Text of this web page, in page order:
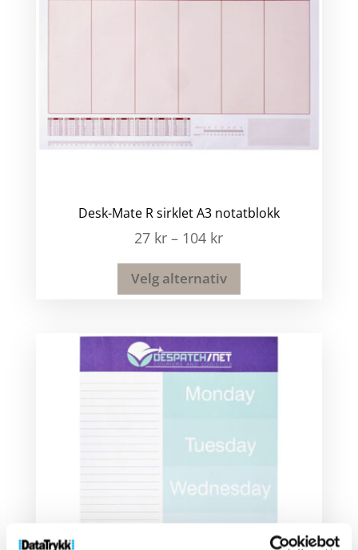
Desk-Mate R sirklet A3 notatblokk
27 kr – 104 kr
Velg alternativ